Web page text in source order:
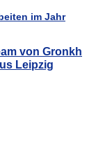
von Gronkh
Leipzig